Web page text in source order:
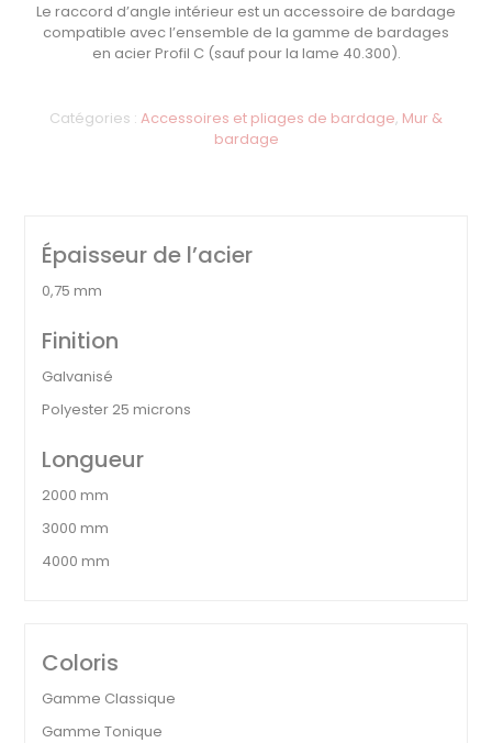
Le raccord d’angle intérieur est un accessoire de bardage
compatible avec l’ensemble de la gamme de bardages
en acier Profil C (sauf pour la lame 40.300).
Catégories : Accessoires et pliages de bardage, Mur &
bardage
Épaisseur de l’acier
0,75 mm
Finition
Galvanisé
Polyester 25 microns
Longueur
2000 mm
3000 mm
4000 mm
Coloris
Gamme Classique
Gamme Tonique